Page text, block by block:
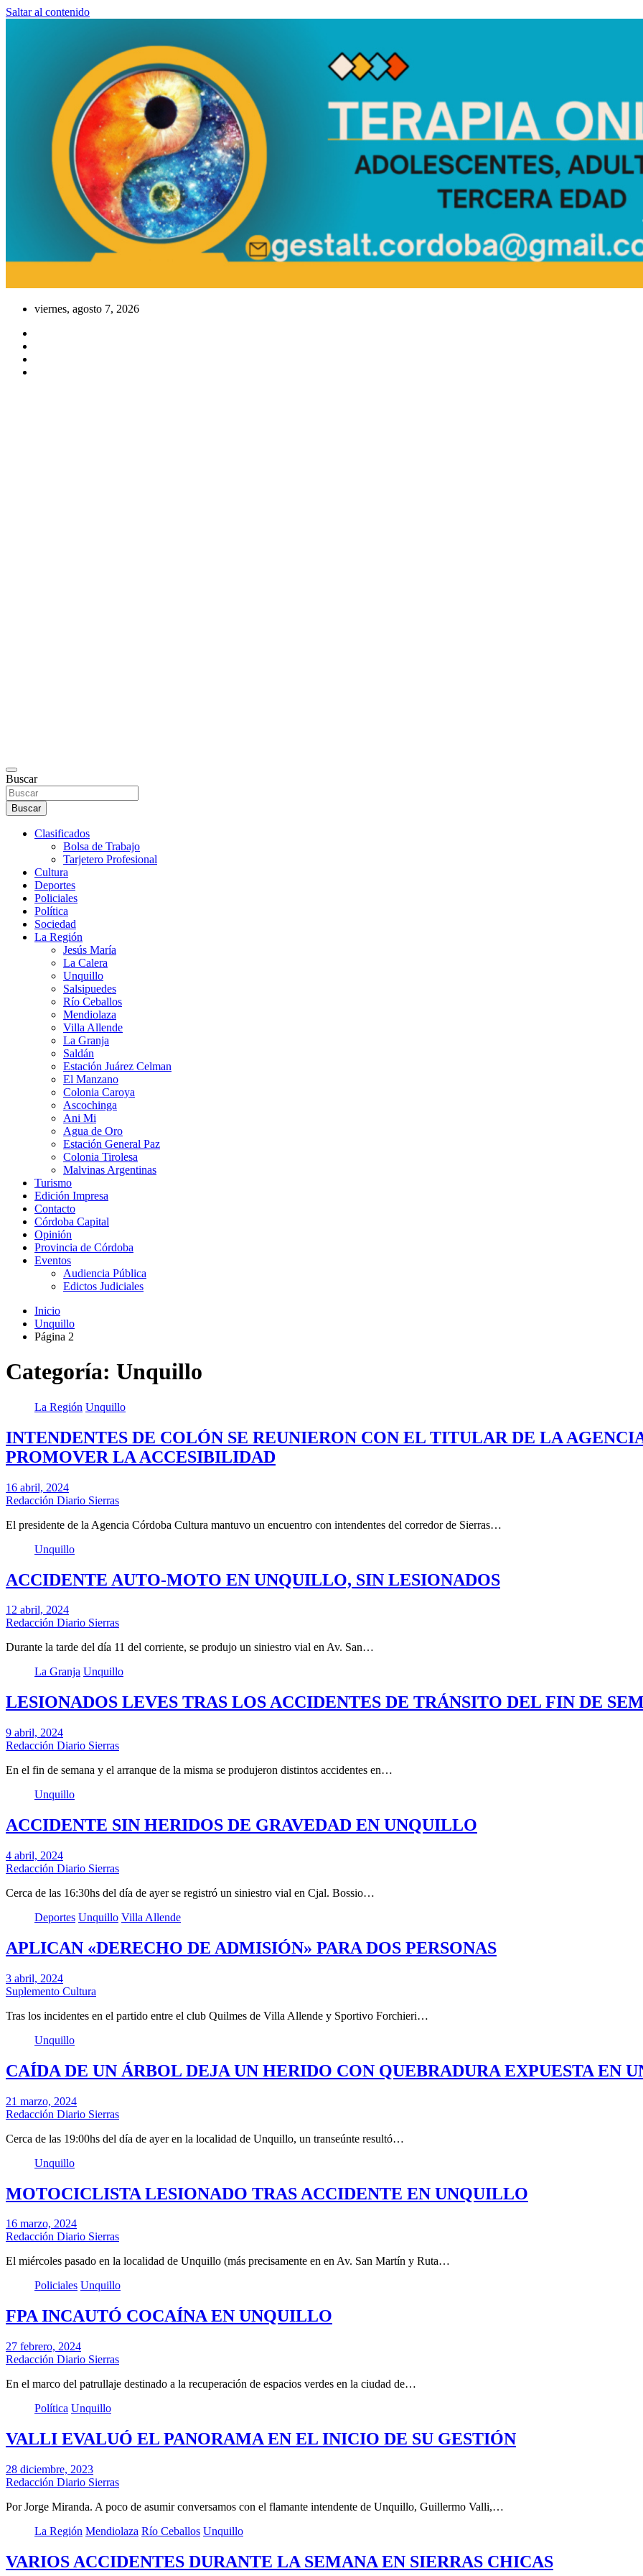
Saltar al contenido
viernes, agosto 7, 2026
Buscar
Buscar
Clasificados
Bolsa de Trabajo
Tarjetero Profesional
Cultura
Deportes
Policiales
Política
Sociedad
La Región
Jesús María
La Calera
Unquillo
Salsipuedes
Río Ceballos
Mendiolaza
Villa Allende
La Granja
Saldán
Estación Juárez Celman
El Manzano
Colonia Caroya
Ascochinga
Ani Mi
Agua de Oro
Estación General Paz
Colonia Tirolesa
Malvinas Argentinas
Turismo
Edición Impresa
Contacto
Córdoba Capital
Opinión
Provincia de Córdoba
Eventos
Audiencia Pública
Edictos Judiciales
Inicio
Unquillo
Página 2
Categoría: Unquillo
La Región Unquillo
INTENDENTES DE COLÓN SE REUNIERON CON EL TITULAR DE LA
PROMOVER LA ACCESIBILIDAD
16 abril, 2024
Redacción Diario Sierras
El presidente de la Agencia Córdoba Cultura mantuvo un encuentro con intendentes del corredor de Sierras…
Unquillo
ACCIDENTE AUTO-MOTO EN UNQUILLO, SIN LESIONADOS
12 abril, 2024
Redacción Diario Sierras
Durante la tarde del día 11 del corriente, se produjo un siniestro vial en Av. San…
La Granja Unquillo
LESIONADOS LEVES TRAS LOS ACCIDENTES DE TRÁNSITO DEL FIN DE
9 abril, 2024
Redacción Diario Sierras
En el fin de semana y el arranque de la misma se produjeron distintos accidentes en…
Unquillo
ACCIDENTE SIN HERIDOS DE GRAVEDAD EN UNQUILLO
4 abril, 2024
Redacción Diario Sierras
Cerca de las 16:30hs del día de ayer se registró un siniestro vial en Cjal. Bossio…
Deportes Unquillo Villa Allende
APLICAN «DERECHO DE ADMISIÓN» PARA DOS PERSONAS
3 abril, 2024
Suplemento Cultura
Tras los incidentes en el partido entre el club Quilmes de Villa Allende y Sportivo Forchieri…
Unquillo
CAÍDA DE UN ÁRBOL DEJA UN HERIDO CON QUEBRADURA EXPUESTA EN
21 marzo, 2024
Redacción Diario Sierras
Cerca de las 19:00hs del día de ayer en la localidad de Unquillo, un transeúnte resultó…
Unquillo
MOTOCICLISTA LESIONADO TRAS ACCIDENTE EN UNQUILLO
16 marzo, 2024
Redacción Diario Sierras
El miércoles pasado en la localidad de Unquillo (más precisamente en en Av. San Martín y Ruta…
Policiales Unquillo
FPA INCAUTÓ COCAÍNA EN UNQUILLO
27 febrero, 2024
Redacción Diario Sierras
En el marco del patrullaje destinado a la recuperación de espacios verdes en la ciudad de…
Política Unquillo
VALLI EVALUÓ EL PANORAMA EN EL INICIO DE SU GESTIÓN
28 diciembre, 2023
Redacción Diario Sierras
Por Jorge Miranda. A poco de asumir conversamos con el flamante intendente de Unquillo, Guillermo Valli,…
La Región Mendiolaza Río Ceballos Unquillo
VARIOS ACCIDENTES DURANTE LA SEMANA EN SIERRAS CHICAS